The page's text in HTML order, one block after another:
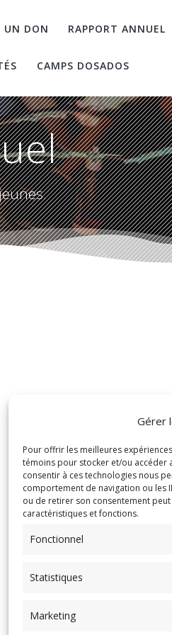
Gérer
Pour offrir les meilleures
témoins pour stocker et/ou accéder
consentir à ces technologies nous
comportement de navigation ou les
ou de retirer son consentement
caractéristiques et fonctions.
Fonctionnel
Statistiques
Marketing
UN DON RAPPORT ANNUEL
CAMPS DOSADOS